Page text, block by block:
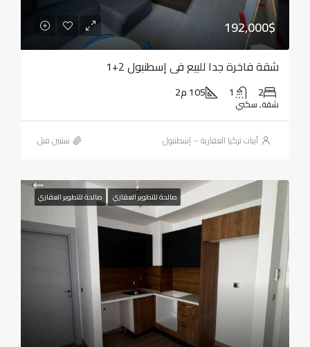
192,000$
شقة فاخرة جدا للبيع في إسطنبول 2+1
2
1 105 م2
شقة, سكني
أبيات تركيا العقارية – إسطنبول ‏سنتين قبل
صالحة للتطوير العقاري صالحة للتطوير العقاري